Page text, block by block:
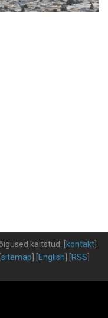
kaitstud kontakt
sitemap English RSS